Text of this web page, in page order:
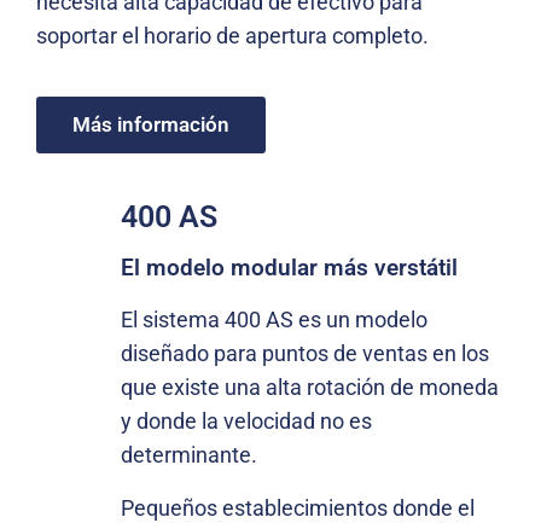
soportar el horario de apertura completo.
Más información
400 AS
El modelo modular más verstátil
El sistema 400 AS es un modelo
diseñado para puntos de ventas en los
que existe una alta rotación de moneda
y donde la velocidad no es
determinante.
Pequeños establecimientos donde el